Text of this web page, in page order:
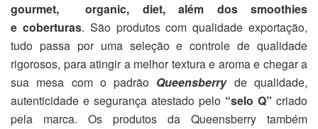
gourmet, organic, diet, além dos smoothies
e coberturas. São produtos com qualidade exportação,
tudo passa por uma seleção e controle de qualidade
rigorosos, para atingir a melhor textura e aroma e chegar a
sua mesa com o padrão Queensberryde qualidade,
autenticidade e segurança atestado pelo “selo Q” criado
pela marca. Os produtos da Queensberry também